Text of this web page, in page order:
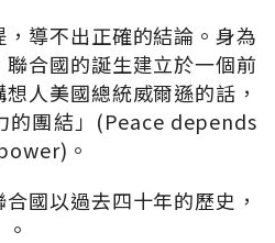
導不出正確的結論。身為
合國的誕生建立於一個前
人美國總統威爾遜的話，
的團結」(Peace depends
。
國以過去四十年的歷史，